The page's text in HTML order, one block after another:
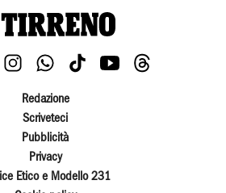
Redazione
Scriveteci
Pubblicità
Privacy
Etico e Modello 231